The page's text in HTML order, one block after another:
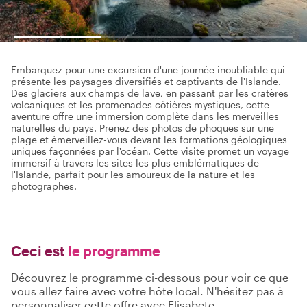
Embarquez pour une excursion d'une journée inoubliable qui
présente les paysages diversifiés et captivants de l'Islande.
Des glaciers aux champs de lave, en passant par les cratères
volcaniques et les promenades côtières mystiques, cette
aventure offre une immersion complète dans les merveilles
naturelles du pays. Prenez des photos de phoques sur une
plage et émerveillez-vous devant les formations géologiques
uniques façonnées par l'océan. Cette visite promet un voyage
immersif à travers les sites les plus emblématiques de
l'Islande, parfait pour les amoureux de la nature et les
photographes.
Ceci est le programme
Découvrez le programme ci-dessous pour voir ce que
vous allez faire avec votre hôte local. N'hésitez pas à